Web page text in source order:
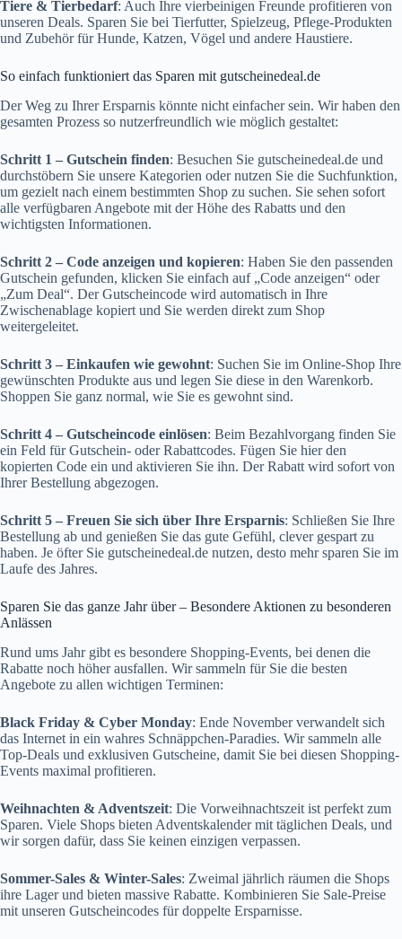
Tiere & Tierbedarf: Auch Ihre vierbeinigen Freunde profitieren von
unseren Deals. Sparen Sie bei Tierfutter, Spielzeug, Pflege-Produkten
und Zubehör für Hunde, Katzen, Vögel und andere Haustiere.
So einfach funktioniert das Sparen mit gutscheinedeal.de
Der Weg zu Ihrer Ersparnis könnte nicht einfacher sein. Wir haben den
gesamten Prozess so nutzerfreundlich wie möglich gestaltet:
Schritt 1 – Gutschein finden: Besuchen Sie gutscheinedeal.de und
durchstöbern Sie unsere Kategorien oder nutzen Sie die Suchfunktion,
um gezielt nach einem bestimmten Shop zu suchen. Sie sehen sofort
alle verfügbaren Angebote mit der Höhe des Rabatts und den
wichtigsten Informationen.
Schritt 2 – Code anzeigen und kopieren: Haben Sie den passenden
Gutschein gefunden, klicken Sie einfach auf „Code anzeigen“ oder
„Zum Deal“. Der Gutscheincode wird automatisch in Ihre
Zwischenablage kopiert und Sie werden direkt zum Shop
weitergeleitet.
Schritt 3 – Einkaufen wie gewohnt: Suchen Sie im Online-Shop Ihre
gewünschten Produkte aus und legen Sie diese in den Warenkorb.
Shoppen Sie ganz normal, wie Sie es gewohnt sind.
Schritt 4 – Gutscheincode einlösen: Beim Bezahlvorgang finden Sie
ein Feld für Gutschein- oder Rabattcodes. Fügen Sie hier den
kopierten Code ein und aktivieren Sie ihn. Der Rabatt wird sofort von
Ihrer Bestellung abgezogen.
Schritt 5 – Freuen Sie sich über Ihre Ersparnis: Schließen Sie Ihre
Bestellung ab und genießen Sie das gute Gefühl, clever gespart zu
haben. Je öfter Sie gutscheinedeal.de nutzen, desto mehr sparen Sie im
Laufe des Jahres.
Sparen Sie das ganze Jahr über – Besondere Aktionen zu besonderen
Anlässen
Rund ums Jahr gibt es besondere Shopping-Events, bei denen die
Rabatte noch höher ausfallen. Wir sammeln für Sie die besten
Angebote zu allen wichtigen Terminen:
Black Friday & Cyber Monday: Ende November verwandelt sich
das Internet in ein wahres Schnäppchen-Paradies. Wir sammeln alle
Top-Deals und exklusiven Gutscheine, damit Sie bei diesen Shopping-
Events maximal profitieren.
Weihnachten & Adventszeit: Die Vorweihnachtszeit ist perfekt zum
Sparen. Viele Shops bieten Adventskalender mit täglichen Deals, und
wir sorgen dafür, dass Sie keinen einzigen verpassen.
Sommer-Sales & Winter-Sales: Zweimal jährlich räumen die Shops
ihre Lager und bieten massive Rabatte. Kombinieren Sie Sale-Preise
mit unseren Gutscheincodes für doppelte Ersparnisse.